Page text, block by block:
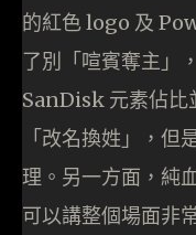
的紅色 logo 及
了別「喧賓奪主」
SanDisk 元素佔比
「改名換姓」，
理。另一方面，純
可以講整個場面非